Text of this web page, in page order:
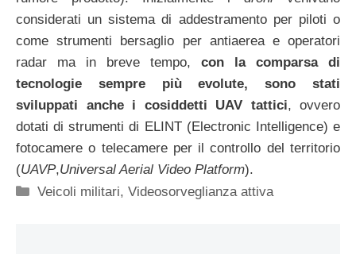
considerati un sistema di addestramento per piloti o
come strumenti bersaglio per antiaerea e operatori
radar ma in breve tempo, con la comparsa di
tecnologie sempre più evolute, sono stati
sviluppati anche i cosiddetti UAV tattici, ovvero
dotati di strumenti di ELINT (Electronic Intelligence) e
fotocamere o telecamere per il controllo del territorio
(UAVP,Universal Aerial Video Platform).
Categorie
Veicoli militari,Videosorveglianza attiva